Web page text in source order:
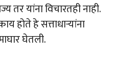
तर यांना विचारतही नाही.
होते हे सत्ताधाऱ्यांना
घेतली.